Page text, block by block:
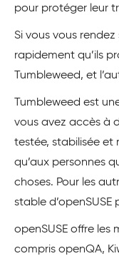
pour protéger leur
Si vous vous
rapidement qu’ils
Tumbleweed, et
Tumbleweed est
vous avez accès à
testée, stabilisée et
qu’aux personnes
choses. Pour les
stable
openSUSE offre les
compris openQA,